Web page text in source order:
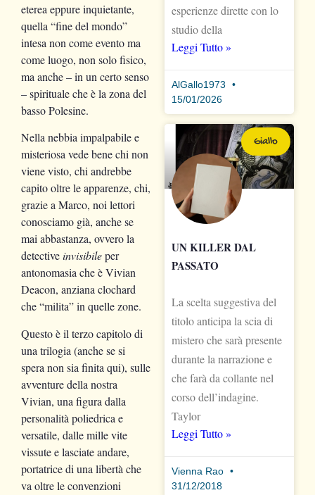
eterea eppure inquietante,
quella “fine del mondo”
intesa non come evento ma
come luogo, non solo fisico,
ma anche – in un certo senso
– spirituale che è la zona del
basso Polesine.
Nella nebbia impalpabile e
misteriosa vede bene chi non
viene visto, chi andrebbe
capito oltre le apparenze, chi,
grazie a Marco, noi lettori
conosciamo già, anche se
mai abbastanza, ovvero la
detectiveinvisibileper
antonomasia che è Vivian
Deacon, anziana clochard
che “milita” in quelle zone.
Questo è il terzo capitolo di
una trilogia (anche se si
spera non sia finita qui), sulle
avventure della nostra
Vivian, una figura dalla
personalità poliedrica e
versatile, dalle mille vite
vissute e lasciate andare,
portatrice di una libertà che
va oltre le convenzioni
esperienze dirette con lo
studio della
Leggi Tutto »
AlGallo1973
15/01/2026
Giallo
UN KILLER DAL
PASSATO
La scelta suggestiva del
titolo anticipa la scia di
mistero che sarà presente
durante la narrazione e
che farà da collante nel
corso dell’indagine.
Taylor
Leggi Tutto »
Vienna Rao
31/12/2018